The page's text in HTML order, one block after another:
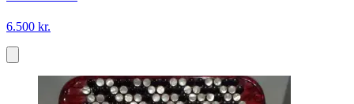
6.500 kr.